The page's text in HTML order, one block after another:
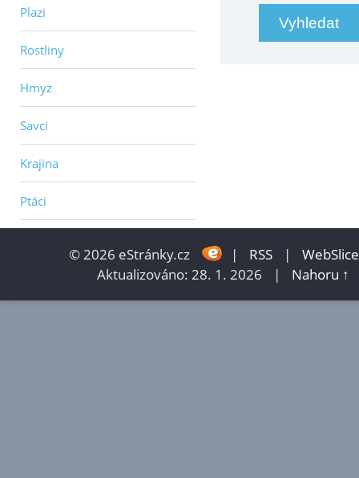
Plazi
Rostliny
Hmyz
Savci
Krajina
Ptáci
© 2026 eStránky.cz | RSS |
WebSlice
Aktualizováno: 28. 1. 2026
| Nahoru ↑